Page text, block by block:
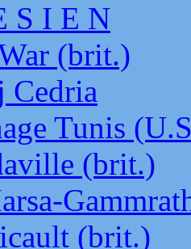
S I E N
(brit.)
Cedria
Tunis
(brit.)
(brit.)